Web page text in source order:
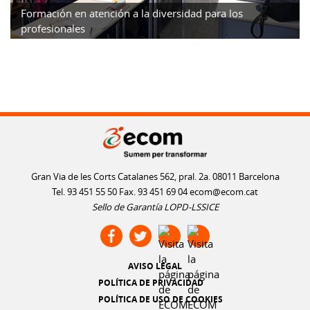
Formación en atención a la diversidad para los
profesionales
Gran Via de les Corts Catalanes 562, pral. 2a. 08011 Barcelona
Tel. 93 451 55 50 Fax. 93 451 69 04ecom@ecom.cat
Sello de Garantía LOPD-LSSICE
AVISO LEGAL
POLÍTICA DE PRIVACIDAD
POLÍTICA DE USO DE COOKIES